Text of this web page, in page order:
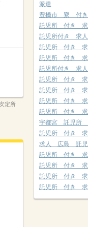
定所
派遣
豊橋市 寮 付
託児所 付き
託児所付き 求
託児所 付き 求
託児所 付き
託児所付き 求
託児所 付き
託児所 付き
託児所 付き
託児所 付き
宇都宮 託児所
託児所 付き
求人 広島 託
託児所 付き
託児所 付き
託児所 付き
託児所 付き